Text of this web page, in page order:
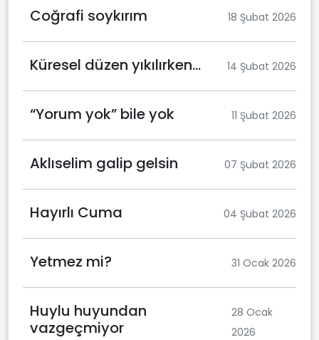
Coğrafi soykırım 18 Şubat 2026
Küresel düzen yıkılırken… 14 Şubat 2026
“Yorum yok” bile yok 11 Şubat 2026
Aklıselim galip gelsin 07 Şubat 2026
Hayırlı Cuma 04 Şubat 2026
Yetmez mi? 31 Ocak 2026
Huylu huyundan
vazgeçmiyor
28 Ocak
2026